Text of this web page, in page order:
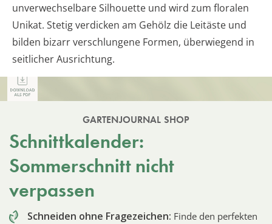
unverwechselbare Silhouette und wird zum floralen
Unikat. Stetig verdicken am Gehölz die Leitäste und
bilden bizarr verschlungene Formen, überwiegend in
seitlicher Ausrichtung.
GARTENJOURNAL SHOP
Schnittkalender:
Sommerschnitt nicht
verpassen
Schneiden ohne Fragezeichen: Finde den perfekten